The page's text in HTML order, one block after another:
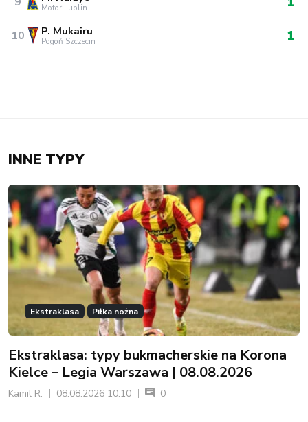
Motor Lublin
10 P. Mukairu
Pogoń Szczecin 1
INNE TYPY
Ekstraklasa Piłka nożna
Ekstraklasa: typy bukmacherskie na Korona
Kielce – Legia Warszawa | 08.08.2026
Kamil R. 08.08.2026 10:10 0